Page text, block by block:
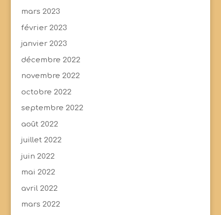
mars 2023
février 2023
janvier 2023
décembre 2022
novembre 2022
octobre 2022
septembre 2022
août 2022
juillet 2022
juin 2022
mai 2022
avril 2022
mars 2022